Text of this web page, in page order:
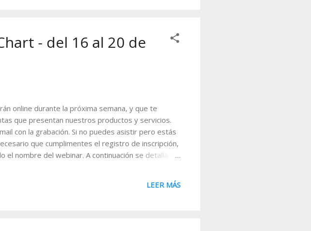
- del 16 al 20 de
online durante la próxima semana, y que te
que presentan nuestros productos y servicios.
con la grabación. Si no puedes asistir pero estás
que cumplimentes el registro de inscripción,
nombre del webinar. A continuación se detalla la
características de las herramientas que
tales como las tablas de cotizaciones, distribución
LEER MÁS